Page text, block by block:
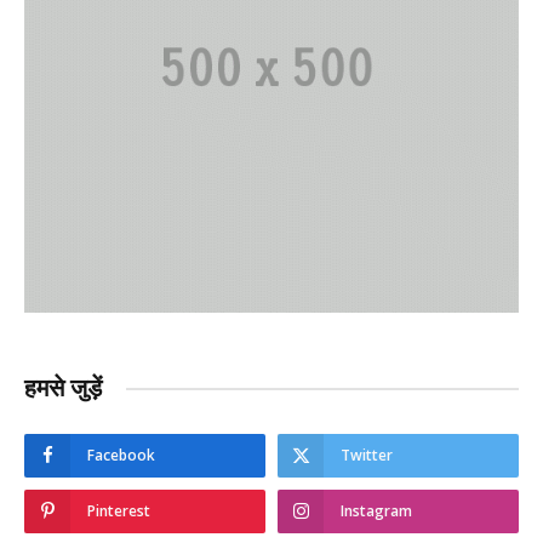
हमसे जुड़ें
Facebook Twitter
Pinterest Instagram